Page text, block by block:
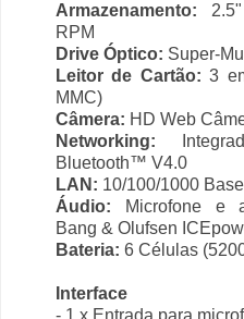
Armazenamento:
RPM
Drive Óptico: Super-
Leitor de Cartão: 3
MMC)
Câmera: HD Web
Networking:
Bluetooth™ V4.0
LAN: 10/100/1000
Áudio: Microfone e
Bang & Olufsen
Bateria: 6 Células
Interface